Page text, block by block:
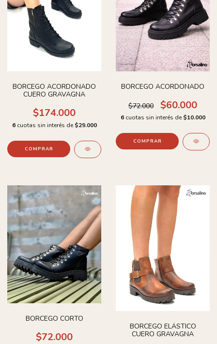
BORCEGO ACORDONADO
CUERO GRAVAGNA
$174.000
6 cuotas sin interés de $29.000
COMPRAR
BORCEGO ACORDONADO
$72.000 $60.000
6 cuotas sin interés de $10.000
COMPRAR
BORCEGO CORTO
$72.000
BORCEGO ELÁSTICO
CUERO GRAVAGNA